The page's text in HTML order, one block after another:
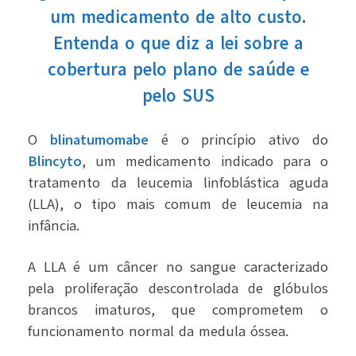
um medicamento de alto custo.
Entenda o que diz a lei sobre a
cobertura pelo plano de saúde e
pelo SUS
O blinatumomabe é o princípio ativo do
Blincyto, um medicamento indicado para o
tratamento da leucemia linfoblástica aguda
(LLA), o tipo mais comum de leucemia na
infância.
A LLA é um câncer no sangue caracterizado
pela proliferação descontrolada de glóbulos
brancos imaturos, que comprometem o
funcionamento normal da medula óssea.